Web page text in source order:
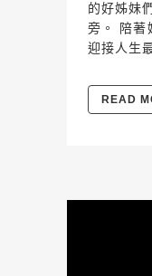
的好姊妹
旁。 陪著
迎接人生
READ